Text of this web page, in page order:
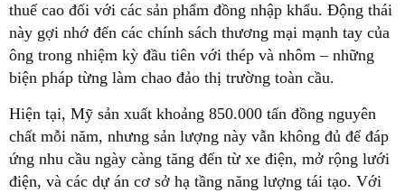
thuế cao đối với các sản phẩm đồng nhập khẩu. Động thái
này gợi nhớ đến các chính sách thương mại mạnh tay của
ông trong nhiệm kỳ đầu tiên với thép và nhôm – những
biện pháp từng làm chao đảo thị trường toàn cầu.
Hiện tại, Mỹ sản xuất khoảng 850.000 tấn đồng nguyên
chất mỗi năm, nhưng sản lượng này vẫn không đủ để đáp
ứng nhu cầu ngày càng tăng đến từ xe điện, mở rộng lưới
điện, và các dự án cơ sở hạ tầng năng lượng tái tạo. Với